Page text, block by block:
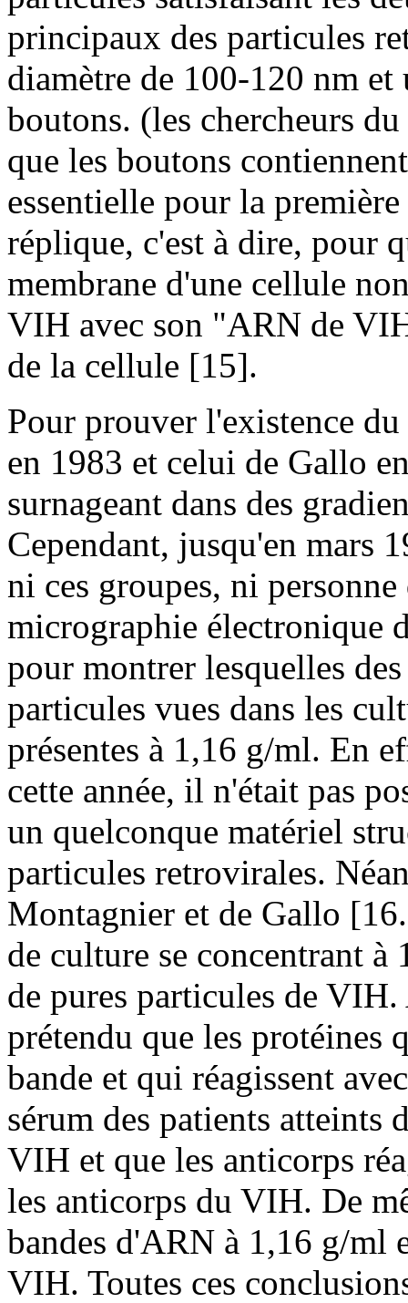
principaux des particules
diamètre de 100-120 nm et
boutons. (les chercheurs
que les boutons
essentielle pour la
réplique, c'est à dire, pour
membrane d'une cellule
VIH avec son "ARN de
de la cellule [15].
Pour prouver l'existence
en 1983 et celui de Gallo
surnageant dans des
Cependant, jusqu'en mars
ni ces groupes, ni
micrographie électronique
pour montrer lesquelles
particules vues dans les
présentes à 1,16 g/ml. En
cette année, il n'était pas
un quelconque matériel
particules retrovirales.
Montagnier et de Gallo
de culture se concentrant à
de pures particules de
prétendu que les protéines
bande et qui réagissent
sérum des patients atteints
VIH et que les anticorps
les anticorps du VIH. De
bandes d'ARN à 1,16 g/ml
VIH. Toutes ces